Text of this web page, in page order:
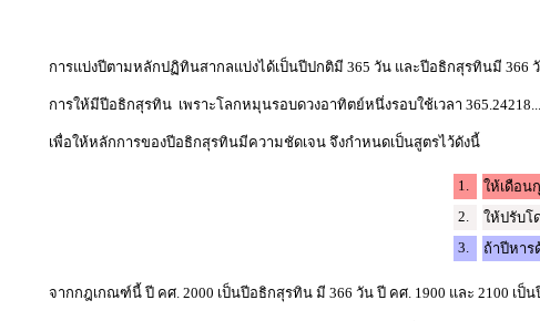
การแบ่งปีตามหลักปฏิทินสากลแบ่งได้เป็นปีปกติมี 365 วัน และปีอธิกสุรทินมี 366
การให้มีปีอธิกสุรทิน เพราะโลกหมุนรอบดวงอาทิตย์หนึ่งรอบใช้เวลา 365.24218...
เพื่อให้หลักการของปีอธิกสุรทินมีความชัดเจน จึงกำหนดเป็นสูตรไว้ดังนี้
1. ให้เดือน
2.
ให้ปรับโ
3.
ถ้าปีหาร
จากกฎเกณฑ์นี้ ปี คศ. 2000 เป็นปีอธิกสุรทิน มี 366 วัน ปี คศ. 1900 และ 2100 เป็น